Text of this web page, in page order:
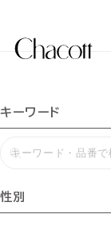
キーワード
性別